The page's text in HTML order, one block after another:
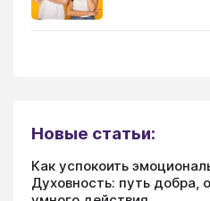
Новые статьи:
Как успокоить
Духовность: путь добра,